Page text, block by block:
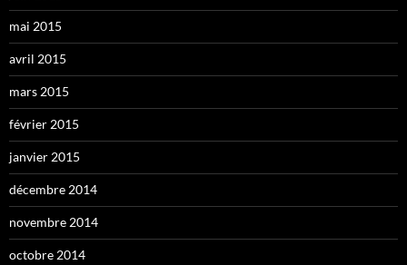
mai 2015
avril 2015
mars 2015
février 2015
janvier 2015
décembre 2014
novembre 2014
octobre 2014